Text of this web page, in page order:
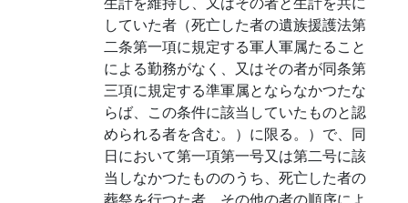
していた者（死亡した者の遺族援護法第
二条第一項に規定する軍人軍属たること
による勤務がなく、又はその者が同条第
三項に規定する準軍属とならなかつたな
らば、この条件に該当していたものと認
められる者を含む。）に限る。）で、同
日において第一項第一号又は第二号に該
当しなかつたもののうち、死亡した者の